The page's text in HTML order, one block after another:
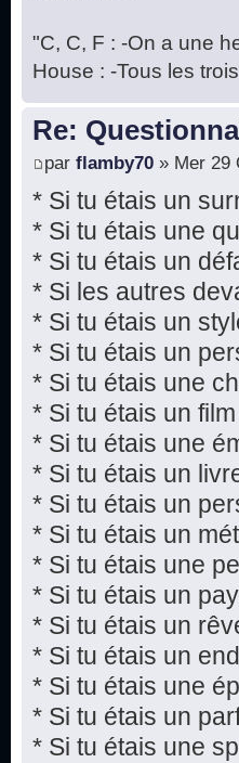
"C, C, F : -On a une
House : -Tous les
Re:
par flamby70 » Mer 29
* Si tu étais un
* Si tu étais une
* Si tu étais un
* Si les autres
* Si tu étais un
* Si tu étais un
* Si tu étais une
* Si tu étais un
* Si tu étais une
* Si tu étais un
* Si tu étais un
* Si tu étais un
* Si tu étais une
* Si tu étais un
* Si tu étais un
* Si tu étais un
* Si tu étais une
* Si tu étais un
* Si tu étais une